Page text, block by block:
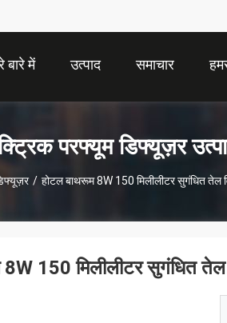
बारे में उत्पाद समाचार
परफ्यूम डिफ्यूज़र
/ होटल बाथरूम 8W 150 मिलीलीटर सुगंधित तेल
150 मिलीलीटर सुगंधित